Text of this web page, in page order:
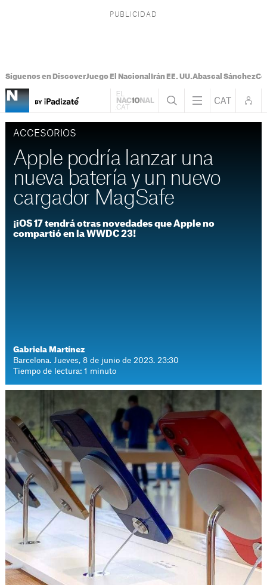
Síguenos en DiscoverJuego El Nacional Irán EE. UU.Abascal Sánchez
ACCESORIOS
Apple podría lanzar una
nueva batería y un nuevo
cargador MagSafe
¡iOS 17 tendrá otras novedades que Apple no
compartió en la WWDC 23!
Gabriela Martínez
Barcelona. Jueves, 8 de junio de 2023. 23:30
Tiempo de lectura: 1 minuto